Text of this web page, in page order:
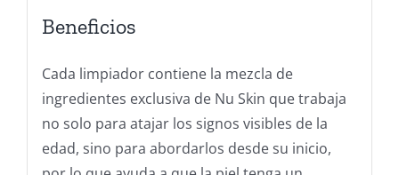
Beneficios
Cada limpiador contiene la mezcla de
ingredientes exclusiva de Nu Skin que trabaja
no solo para atajar los signos visibles de la
edad, sino para abordarlos desde su inicio,